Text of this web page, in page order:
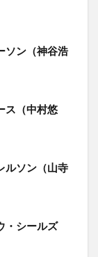
ソン（神谷浩
ス（中村悠
ルソン（山寺
・シールズ